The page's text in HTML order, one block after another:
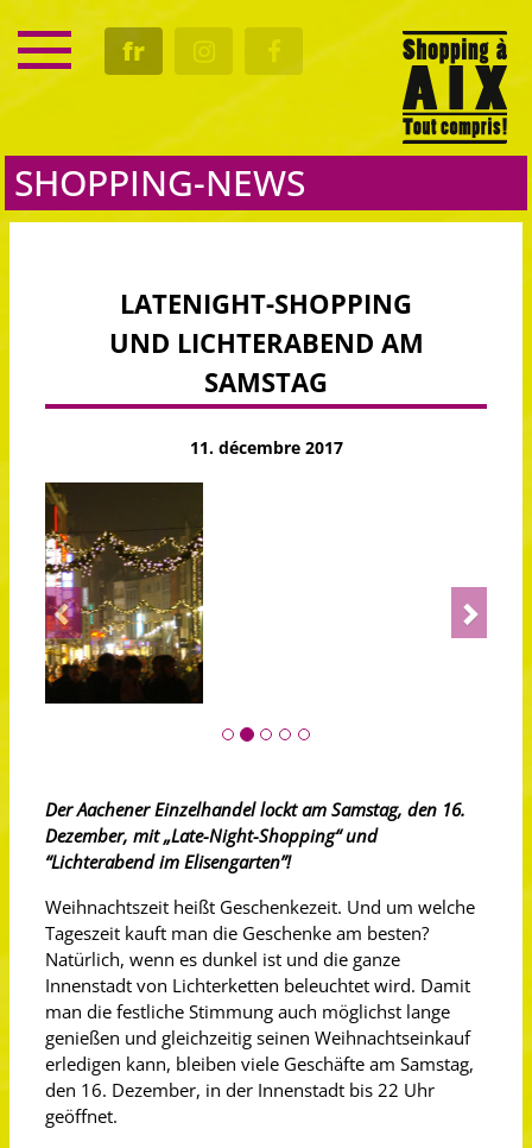
fr
SERVICE
RENDEZ-VOUS
SHOPPING-NEWS
LATENIGHT-SHOPPING
UND LICHTERABEND AM
SAMSTAG
11. décembre 2017
Previous Next
Der Aachener Einzelhandel lockt am Samstag, den 16.
Dezember, mit „Late-Night-Shopping“ und
“Lichterabend im Elisengarten”!
Weihnachtszeit heißt Geschenkezeit. Und um welche
Tageszeit kauft man die Geschenke am besten?
Natürlich, wenn es dunkel ist und die ganze
Innenstadt von Lichterketten beleuchtet wird. Damit
man die festliche Stimmung auch möglichst lange
genießen und gleichzeitig seinen Weihnachtseinkauf
erledigen kann, bleiben viele Geschäfte am Samstag,
den 16. Dezember, in der Innenstadt bis 22 Uhr
geöffnet.